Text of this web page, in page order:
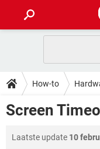
INSTAGRAM
NETFLIX
HOW-TO
VIDEOBELLEN
INSTAGRAM
NETFLIX
DOWNLOADS
FORUM
How-to
Screen
Laatste update 10